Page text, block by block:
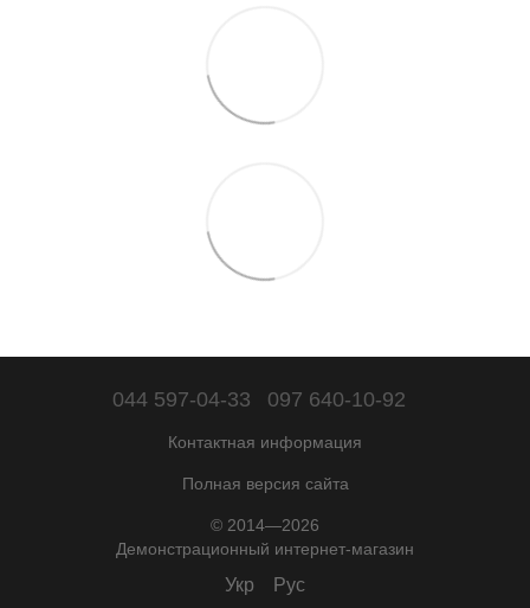
044 597-04-33 097 640-10-92
Контактная информация
Полная версия сайта
© 2014—2026
Демонстрационный интернет-магазин
Укр Рус